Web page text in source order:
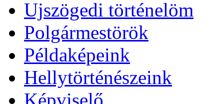
Ujszögedi történelöm
Polgármestörök
Példaképeink
Hellytörténészeink